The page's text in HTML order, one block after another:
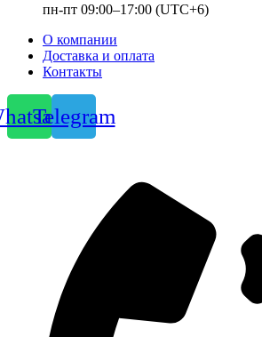
пн-пт 09:00–17:00 (UTC+6)
О компании
Доставка и оплата
Контакты
Telegram